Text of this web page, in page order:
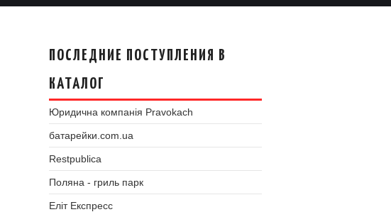
ПОСЛЕДНИЕ ПОСТУПЛЕНИЯ В
КАТАЛОГ
Юридична компанія Pravokach
батарейки.com.ua
Restpublica
Поляна - гриль парк
Еліт Експресс